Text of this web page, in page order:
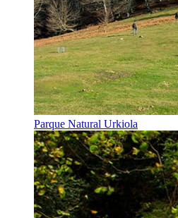
Parque Natural Urkiola